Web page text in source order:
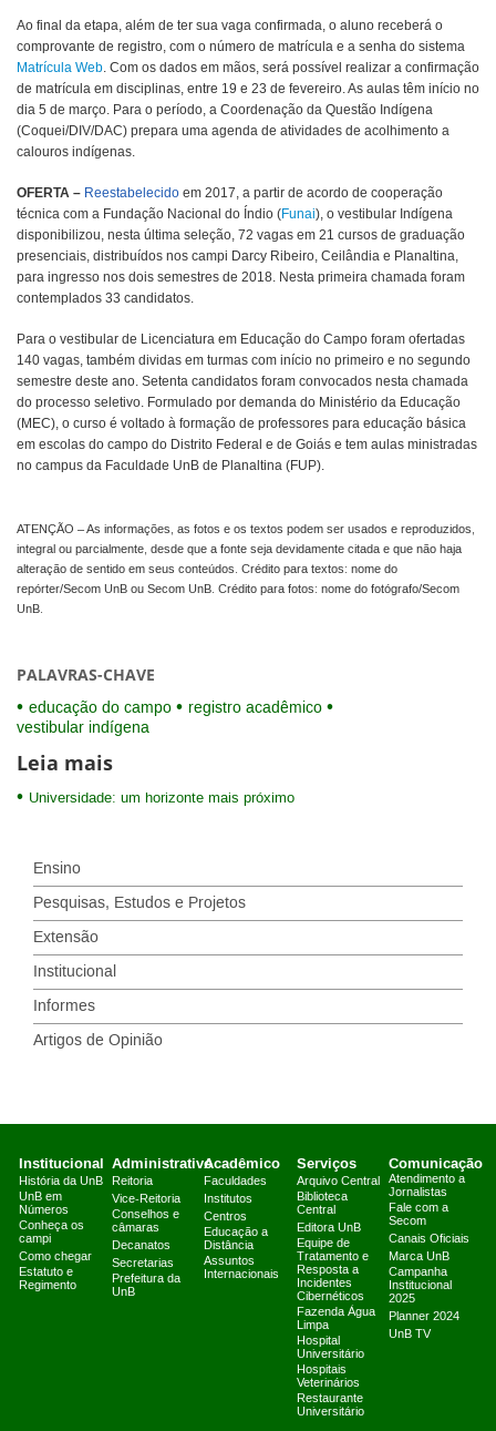
Ao final da etapa, além de ter sua vaga confirmada, o aluno receberá o
comprovante de registro, com o número de matrícula e a senha do sistema
Matrícula Web. Com os dados em mãos, será possível realizar a confirmação
de matrícula em disciplinas, entre 19 e 23 de fevereiro. As aulas têm início no
dia 5 de março. Para o período, a Coordenação da Questão Indígena
(Coquei/DIV/DAC) prepara uma agenda de atividades de acolhimento a
calouros indígenas.
OFERTA – Reestabelecido em 2017, a partir de acordo de cooperação
técnica com a Fundação Nacional do Índio (Funai), o vestibular Indígena
disponibilizou, nesta última seleção, 72 vagas em 21 cursos de graduação
presenciais, distribuídos nos campi Darcy Ribeiro, Ceilândia e Planaltina,
para ingresso nos dois semestres de 2018. Nesta primeira chamada foram
contemplados 33 candidatos.
Para o vestibular de Licenciatura em Educação do Campo foram ofertadas
140 vagas, também dividas em turmas com início no primeiro e no segundo
semestre deste ano. Setenta candidatos foram convocados nesta chamada
do processo seletivo. Formulado por demanda do Ministério da Educação
(MEC), o curso é voltado à formação de professores para educação básica
em escolas do campo do Distrito Federal e de Goiás e tem aulas ministradas
no campus da Faculdade UnB de Planaltina (FUP).
ATENÇÃO – As informações, as fotos e os textos podem ser usados e reproduzidos,
integral ou parcialmente, desde que a fonte seja devidamente citada e que não haja
alteração de sentido em seus conteúdos. Crédito para textos: nome do
repórter/Secom UnB ou Secom UnB. Crédito para fotos: nome do fotógrafo/Secom
UnB.
PALAVRAS-CHAVE
educação do campo
registro acadêmico
vestibular indígena
Leia mais
Universidade: um horizonte mais próximo
Ensino
Pesquisas, Estudos e Projetos
Extensão
Institucional
Informes
Artigos de Opinião
Institucional
História da UnB
UnB em
Números
Conheça os
campi
Como chegar
Estatuto e
Regimento
Administrativo
Reitoria
Vice-Reitoria
Conselhos e
câmaras
Decanatos
Secretarias
Prefeitura da
UnB
Acadêmico
Faculdades
Institutos
Centros
Educação a
Distância
Assuntos
Internacionais
Serviços
Arquivo Central
Biblioteca
Central
Editora UnB
Equipe de
Tratamento e
Resposta a
Incidentes
Cibernéticos
Fazenda Água
Limpa
Hospital
Universitário
Hospitais
Veterinários
Restaurante
Universitário
Comunicação
Atendimento a
Jornalistas
Fale com a
Secom
Canais Oficiais
Marca UnB
Campanha
Institucional
2025
Planner 2024
UnB TV